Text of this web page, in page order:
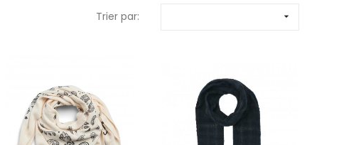
Trier par: 